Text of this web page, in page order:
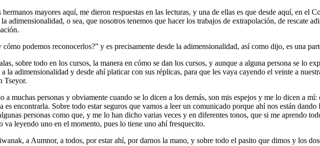
mayores aquí, me dieron respuestas en las lecturas, y una de ellas es que desde aquí, en el
adimensionalidad, o sea, que nosotros tenemos que hacer los trabajos de extrapolación, de rescate
podemos reconocerlos?” y es precisamente desde la adimensionalidad, así como dijo, es una
sobre todo en los cursos, la manera en cómo se dan los cursos, y aunque a alguna persona se lo
la adimensionalidad y desde ahí platicar con sus réplicas, para que les vaya cayendo el veinte a
Tseyor.
muchas personas y obviamente cuando se lo dicen a los demás, son mis espejos y me lo dicen a mí:
encontrarla. Sobre todo estar seguros que vamos a leer un comunicado porque ahí nos están
personas como que, y me lo han dicho varias veces y en diferentes tonos, que si me aprendo
leyendo uno en el momento, pues lo tiene uno ahí fresquecito.
a Aumnor, a todos, por estar ahí, por darnos la mano, y sobre todo el pasito que dimos y los